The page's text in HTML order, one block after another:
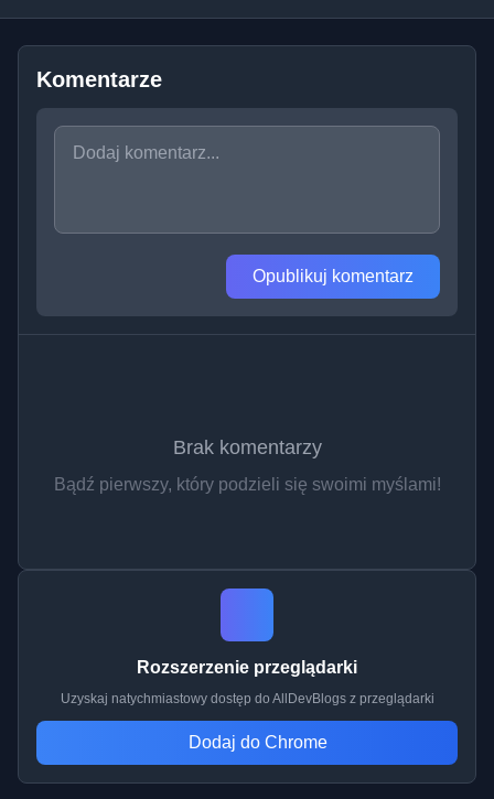
Komentarze
Opublikuj komentarz
Brak komentarzy
Bądź pierwszy, który podzieli się swoimi myślami!
Rozszerzenie przeglądarki
Uzyskaj natychmiastowy dostęp do AllDevBlogs z przeglądarki
Dodaj do Chrome